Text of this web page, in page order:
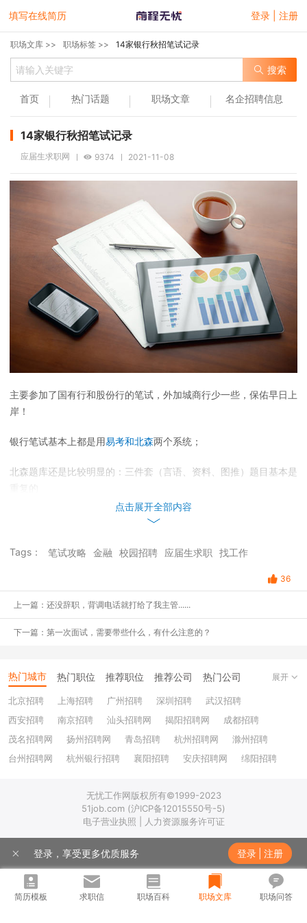
填写在线简历 登录 | 注册
职场文库 >> 职场标签 >> 14家银行秋招笔试记录
搜索
首页 热门话题 职场文章 名企招聘信息
14家银行秋招笔试记录
应届生求职网 9374 2021-11-08
主要参加了国有行和股份行的笔试，外加城商行少一些，保佑早日上
岸！
银行笔试基本上都是用易考和北森两个系统；
北森题库还是比较明显的：三件套（言语、资料、图推）题目基本是
经济、金融单选各25，经济金融多选5
心理测评140（无图推）
招商银行
10月16日 14:00-16:05
英语选词15阅读15，言语20，推理15，数学20，反应能力（4个小
游戏），性格测试
游戏部分系统还考崩了，全国统一考试有这么多人吗，后来补考了
点击展开全部内容
Tags： 笔试攻略 金融 校园招聘 应届生求职 找工作
36
上一篇：还没辞职，背调电话就打给了我主管......
下一篇：第一次面试，需要带些什么，有什么注意的？
热门城市 热门职位 推荐职位 推荐公司 热门公司
北京招聘 上海招聘 广州招聘 深圳招聘
武汉招聘
西安招聘
南京招聘 汕头招聘网 揭阳招聘网
成都招聘
茂名招聘网
扬州招聘网 青岛招聘 杭州招聘网
滁州招聘
台州招聘网
杭州银行招聘 襄阳招聘 安庆招聘网
绵阳招聘
上饶招聘网
展开
无忧工作网版权所有©1999-2023
51job.com (沪ICP备12015550号-5)
电子营业执照 | 人力资源服务许可证
登录，享受更多优质服务 登录 注册
简历模板 求职信 职场百科 职场文库 职场问答